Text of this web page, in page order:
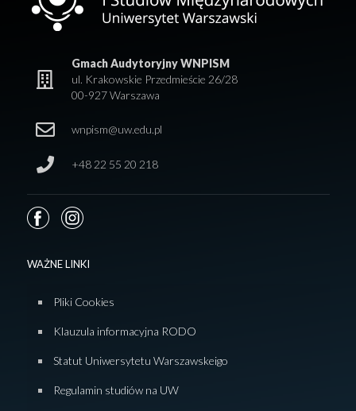
Gmach Audytoryjny WNPISM
ul. Krakowskie Przedmieście 26/28
00-927 Warszawa
wnpism@uw.edu.pl
+48 22 55 20 218
WAŻNE LINKI
Pliki Cookies
Klauzula informacyjna RODO
Statut Uniwersytetu Warszawskeigo
Regulamin studiów na UW